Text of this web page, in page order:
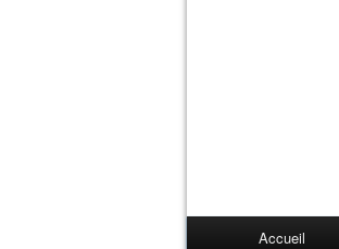
Accueil